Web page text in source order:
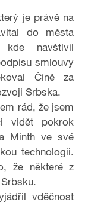
je právě na
do města
kde navštívil
smlouvy
Číně za
Srbska.
rád, že jsem
vidět pokrok
Minth ve své
technologii.
že některé z
vděčnost